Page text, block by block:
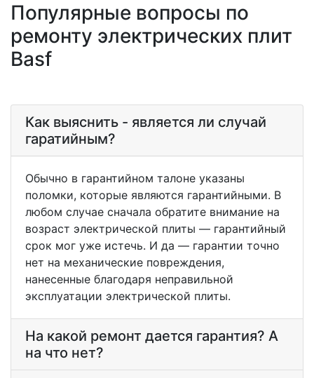
Популярные вопросы по
ремонту электрических плит
Basf
Как выяснить - является ли случай
гаратийным?
Обычно в гарантийном талоне указаны
поломки, которые являются гарантийными. В
любом случае сначала обратите внимание на
возраст электрической плиты — гарантийный
срок мог уже истечь. И да — гарантии точно
нет на механические повреждения,
нанесенные благодаря неправильной
эксплуатации электрической плиты.
На какой ремонт дается гарантия? А
на что нет?